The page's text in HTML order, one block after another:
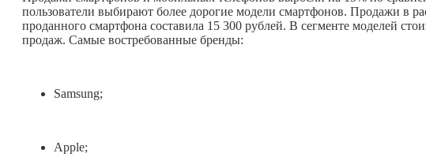
пользователи выбирают более дорогие модели смартфонов. Продажи в
проданного смартфона составила 15 300 рублей. В сегменте моделей
продаж. Самые востребованные бренды:
Samsung;
Apple;